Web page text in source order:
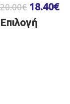
20.00€ 18.40€
Επιλογή